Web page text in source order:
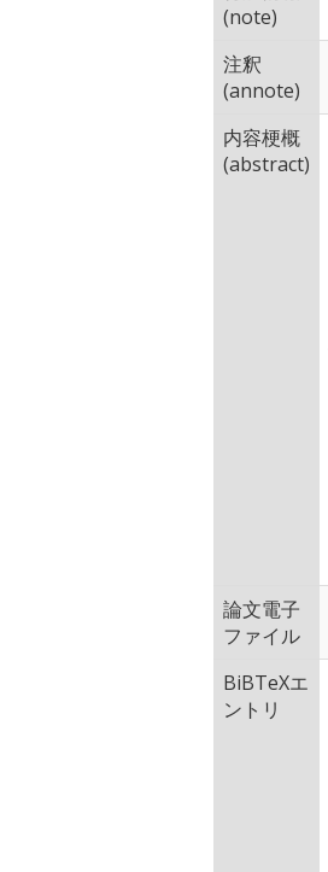
(note)
注釈
(annote)
内容梗概
(abstract)
論文電子
ファイル
BiBTeXエ
ントリ